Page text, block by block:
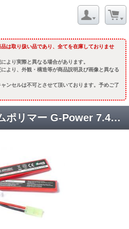
は取り扱い品であり、全てを在庫しておりませ
より実際と異なる場合があります。
により、外観・構造等が商品説明及び画像と異なる
ンセルは不可とさせて頂いております。予めご了
バッテリー : リチウムポリマー G-Power 7.4V 20C (2ピース) /1100mAh [G-11-082] [取寄]